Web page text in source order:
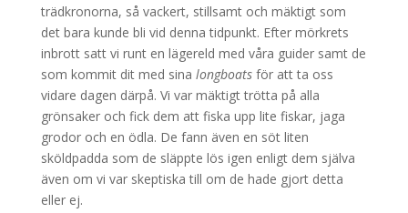
trädkronorna, så vackert, stillsamt och mäktigt som
det bara kunde bli vid denna tidpunkt. Efter mörkrets
inbrott satt vi runt en lägereld med våra guider samt de
som kommit dit med sina longboatsför att ta oss
vidare dagen därpå. Vi var mäktigt trötta på alla
grönsaker och fick dem att fiska upp lite fiskar, jaga
grodor och en ödla. De fann även en söt liten
sköldpadda som de släppte lös igen enligt dem själva
även om vi var skeptiska till om de hade gjort detta
eller ej.